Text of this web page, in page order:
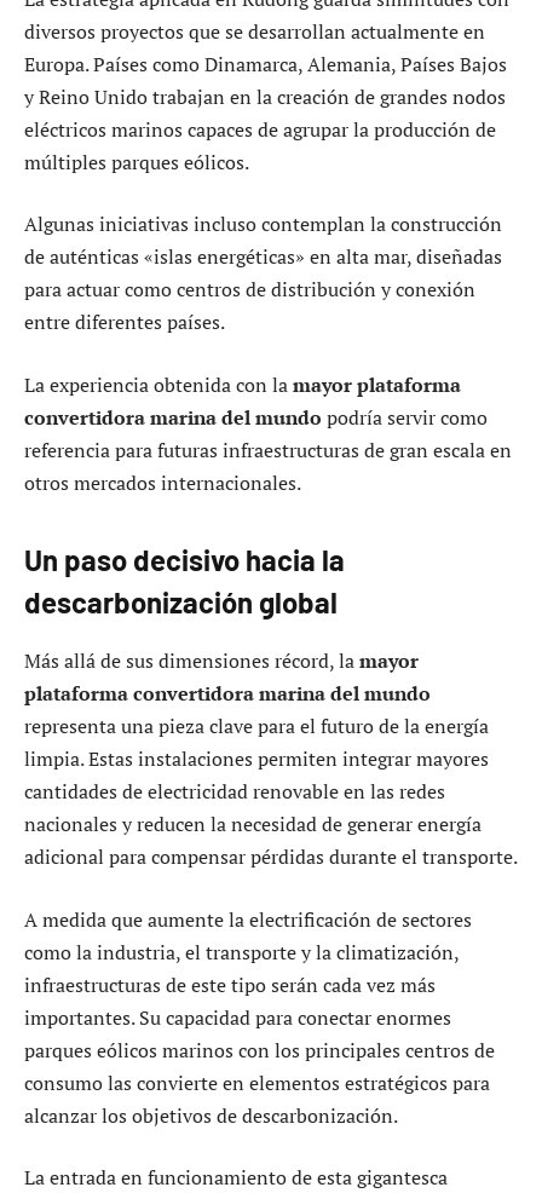
diversos proyectos que se desarrollan actualmente en
Europa. Países como Dinamarca, Alemania, Países Bajos
y Reino Unido trabajan en la creación de grandes nodos
eléctricos marinos capaces de agrupar la producción de
múltiples parques eólicos.
Algunas iniciativas incluso contemplan la construcción
de auténticas «islas energéticas» en alta mar, diseñadas
para actuar como centros de distribución y conexión
entre diferentes países.
La experiencia obtenida con lamayor plataforma
convertidora marina del mundo podría servir como
referencia para futuras infraestructuras de gran escala en
otros mercados internacionales.
Un paso decisivo hacia la
descarbonización global
Más allá de sus dimensiones récord, lamayor
plataforma convertidora marina del mundo
representa una pieza clave para el futuro de la energía
limpia. Estas instalaciones permiten integrar mayores
cantidades de electricidad renovable en las redes
nacionales y reducen la necesidad de generar energía
adicional para compensar pérdidas durante el transporte.
A medida que aumente la electrificación de sectores
como la industria, el transporte y la climatización,
infraestructuras de este tipo serán cada vez más
importantes. Su capacidad para conectar enormes
parques eólicos marinos con los principales centros de
consumo las convierte en elementos estratégicos para
alcanzar los objetivos de descarbonización.
La entrada en funcionamiento de esta gigantesca